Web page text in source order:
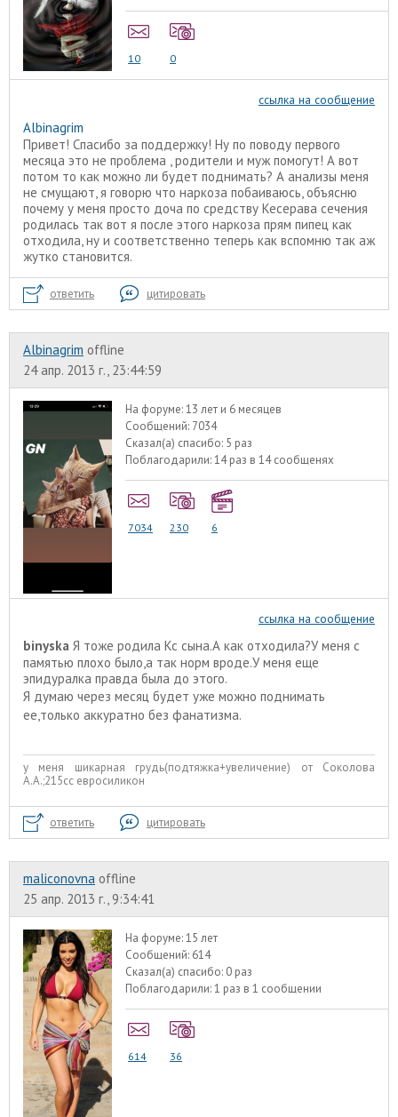
10 0
ссылка на сообщение
Albinagrim
Привет! Спасибо за поддержку! Ну по поводу первого
месяца это не проблема , родители и муж помогут! А вот
потом то как можно ли будет поднимать? А анализы меня
не смущают, я говорю что наркоза побаиваюсь, объясню
почему у меня просто доча по средству Кесерава сечения
родилась так вот я после этого наркоза прям пипец как
отходила, ну и соответственно теперь как вспомню так аж
жутко становится.
ответить цитировать
Albinagrim offline
24 апр. 2013 г., 23:44:59
На форуме:13 лет и 6 месяцев
Сообщений: 7034
Сказал(а) спасибо: 5 раз
Поблагодарили:14 раз в 14 сообщенях
7034 230 6
ссылка на сообщение
binyska Я тоже родила Кс сына.А как отходила?У меня с
памятью плохо было,а так норм вроде.У меня еще
эпидуралка правда была до этого.
Я думаю через месяц будет уже можно поднимать
ее,только аккуратно без фанатизма.
у меня шикарная грудь(подтяжка+увеличение) от Соколова
А.А.;215сс евросиликон
ответить цитировать
maliconovna offline
25 апр. 2013 г., 9:34:41
На форуме:15 лет
Сообщений: 614
Сказал(а) спасибо: 0 раз
Поблагодарили:1 раз в 1 сообщении
614 36